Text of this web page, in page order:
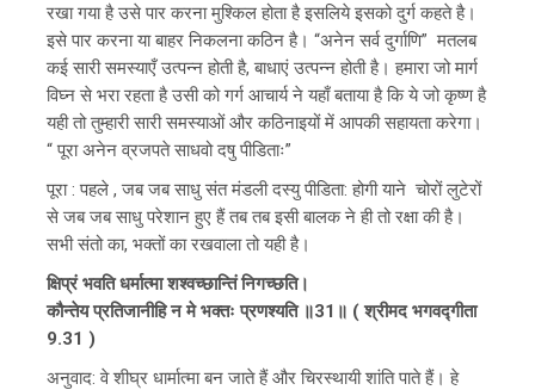
रखा गया है उसे पार करना मुश्किल होता है इसलिये इसको दुर्ग कहते है।
इसे पार करना या बाहर निकलना कठिन है। “अनेन सर्व दुर्गाणि” मतलब
कई सारी समस्याएँ उत्पन्न होती है, बाधाएं उत्पन्न होती है। हमारा जो मार्ग
विघ्न से भरा रहता है उसी को गर्ग आचार्य ने यहाँ बताया है कि ये जो कृष्ण है
यही तो तुम्हारी सारी समस्याओं और कठिनाइयों में आपकी सहायता करेगा।
“ पूरा अनेन व्रजपते साधवो दषु पीडिताः”
पूरा : पहले , जब जब साधु संत मंडली दस्यु पीडिता: होगी याने चोरों लुटेरों
से जब जब साधु परेशान हुए हैं तब तब इसी बालक ने ही तो रक्षा की है।
सभी संतो का, भक्तों का रखवाला तो यही है।
क्षिप्रं भवति धर्मात्मा शश्वच्छान्तिं निगच्छति।
कौन्तेय प्रतिजानीहि न मे भक्तः प्रणश्यति ॥31॥ ( श्रीमद भगवद्गीता
9.31 )
अनुवाद: वे शीघ्र धार्मात्मा बन जाते हैं और चिरस्थायी शांति पाते हैं। हे